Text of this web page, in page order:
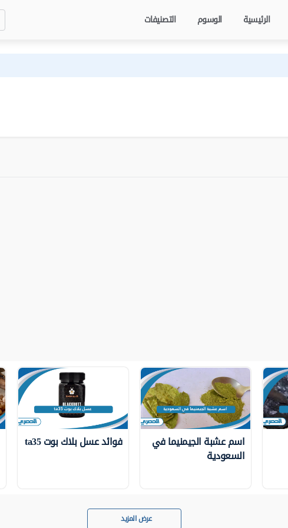
الرئيسية الوسوم التصنيفات
اسم عشبة الجيمنيما في
السعودية
فوائد عسل بلاك بوت ta35
عرض المزيد